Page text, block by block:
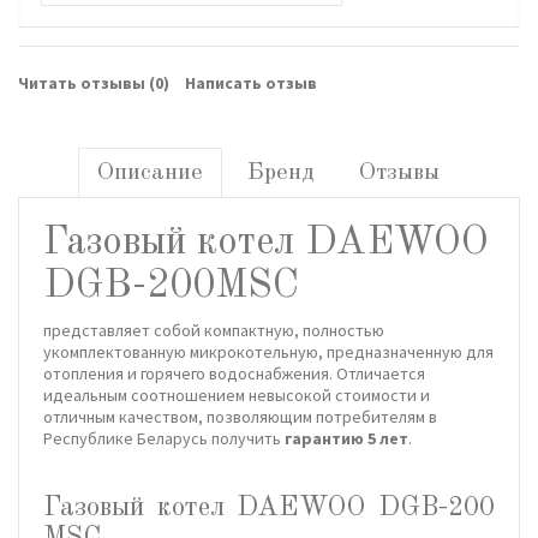
Читать отзывы (0) Написать отзыв
Описание Бренд Отзывы
Газовый котел DAEWOO
DGB-200MSC
представляет собой компактную, полностью
укомплектованную микрокотельную, предназначенную для
отопления и горячего водоснабжения. Отличается
идеальным соотношением невысокой стоимости и
отличным качеством, позволяющим потребителям в
Республике Беларусь получить гарантию 5 лет.
Газовый котел DAEWOO DGB-200